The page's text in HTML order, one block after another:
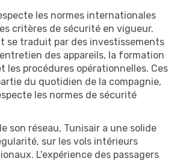
les normes internationales
critères de sécurité en vigueur.
se traduit par des investissements
des appareils, la formation
les procédures opérationnelles. Ces
du quotidien de la compagnie,
les normes de sécurité
son réseau, Tunisair a une solide
sur les vols intérieurs
L'expérience des passagers